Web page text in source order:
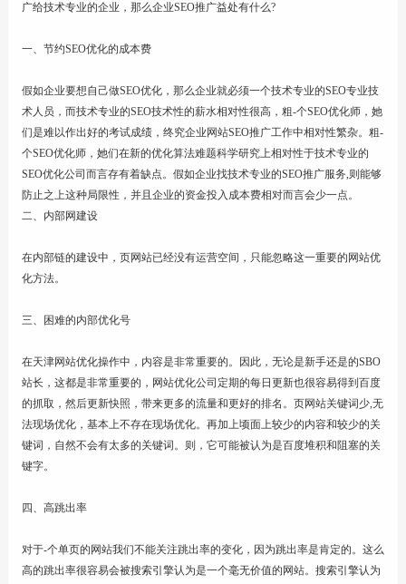
广给技术专业的企业，那么企业SEO推广益处有什么?
一、节约SEO优化的成本费
假如企业要想自己做SEO优化，那么企业就必须一个技术专业的SEO专业技
术人员，而技术专业的SEO技术性的薪水相对性很高，粗-个SEO优化师，她
们是难以作出好的考试成绩，终究企业网站SEO推广工作中相对性繁杂。粗-
个SEO优化师，她们在新的优化算法难题科学研究上相对性于技术专业的
SEO优化公司而言存有着缺点。假如企业找技术专业的SEO推广服务,则能够
防止之上这种局限性，并且企业的资金投入成本费相对而言会少一点。
二、内部网建设
在内部链的建设中，页网站已经没有运营空间，只能忽略这一重要的网站优
化方法。
三、困难的内部优化号
在天津网站优化操作中，内容是非常重要的。因此，无论是新手还是的SBO
站长，这都是非常重要的，网站优化公司定期的每日更新也很容易得到百度
的抓取，然后更新快照，带来更多的流量和更好的排名。页网站关键词少,无
法现场优化，基本上不存在现场优化。再加上顷面上较少的内容和较少的关
键词，自然不会有太多的关键词。则，它可能被认为是百度堆积和阻塞的关
键字。
四、高跳出率
对于-个单页的网站我们不能关注跳出率的变化，因为跳出率是肯定的。这么
高的跳出率很容易会被搜索引擎认为是一个毫无价值的网站。搜索引擎认为